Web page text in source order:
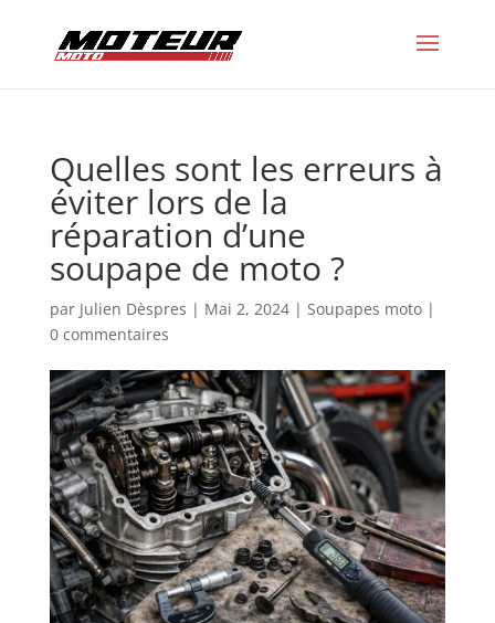
Quelles sont les erreurs à
éviter lors de la
réparation d’une
soupape de moto ?
par Julien Dèspres | Mai 2, 2024| Soupapes moto|
0 commentaires